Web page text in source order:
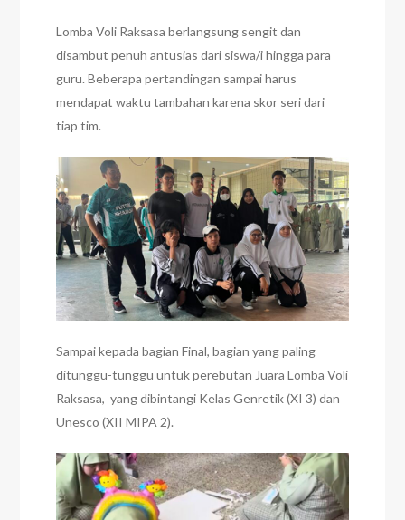
Lomba Voli Raksasa berlangsung sengit dan
disambut penuh antusias dari siswa/i hingga para
guru. Beberapa pertandingan sampai harus
mendapat waktu tambahan karena skor seri dari
tiap tim.
Sampai kepada bagian Final, bagian yang paling
ditunggu-tunggu untuk perebutan Juara Lomba Voli
Raksasa, yang dibintangi Kelas Genretik (XI 3) dan
Unesco (XII MIPA 2).